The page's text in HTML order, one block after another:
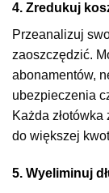
4. Zredukuj
Przeanalizuj
zaoszczędzić.
abonamentów,
ubezpieczenia
Każda
do większej
5. Wyeliminuj